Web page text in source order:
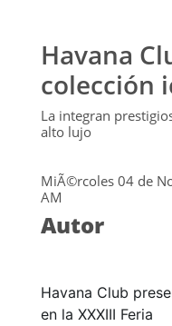
Havana
colección
La integran
alto lujo
MiÃ©rcoles 04 de
AM
Autor
Havana Club
en la XXXIII Feria